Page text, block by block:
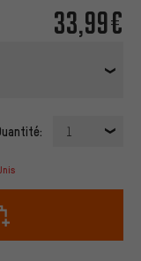
33,99€
1